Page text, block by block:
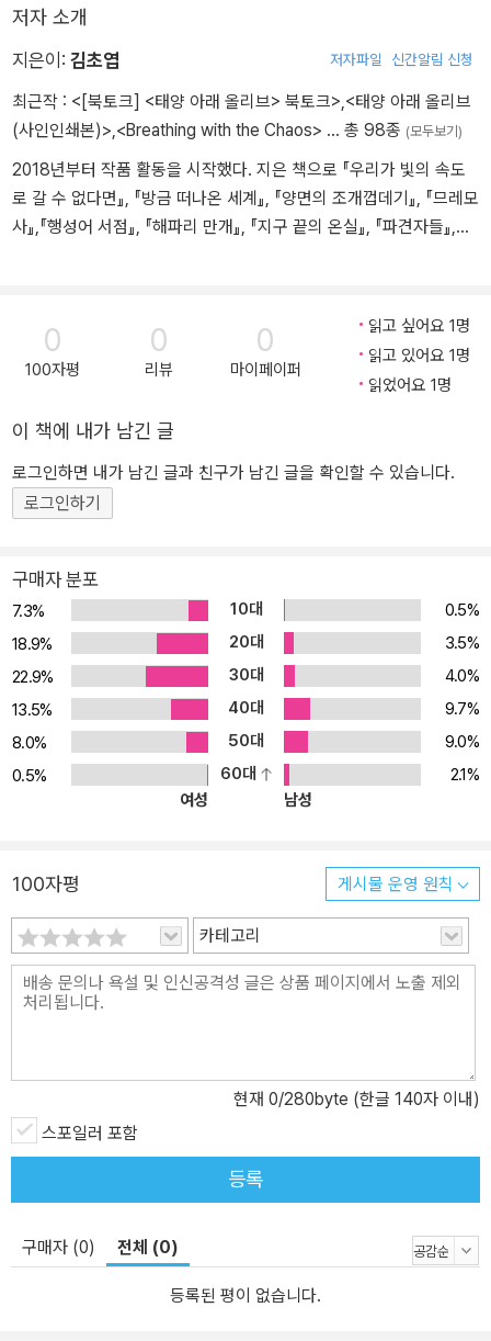
저자 소개
지은이: 김초엽 저자파일 신간알림 신청
최근작 : <[북토크] <태양 아래 올리브> 북토크>,<태양 아래 올리브
(사인인쇄본)>,<Breathing with the Chaos> … 총 98종 (모두보기)
2018년부터 작품 활동을 시작했다. 지은 책으로 『우리가 빛의 속도
로 갈 수 없다면』, 『방금 떠나온 세계』, 『양면의 조개껍데기』, 『므레모
사』,『행성어 서점』, 『해파리 만개』, 『지구 끝의 온실』, 『파견자들』,
0
100자평
0
리뷰
0
마이페이퍼
읽고 싶어요 1명
읽고 있어요 1명
읽었어요 1명
이 책에 내가 남긴 글
로그인하면 내가 남긴 글과 친구가 남긴 글을 확인할 수 있습니다.
로그인하기
구매자 분포
7.3% 10대
0.5%
18.9%
20대
3.5%
22.9%
30대
4.0%
13.5%
40대
9.7%
8.0%
50대
9.0%
0.5%
60대
2.1%
여성
남성
100자평 게시물 운영 원칙
카테고리
현재 0/280byte (한글 140자 이내)
스포일러 포함
등록
구매자 (0) 전체 (0)
등록된 평이 없습니다.